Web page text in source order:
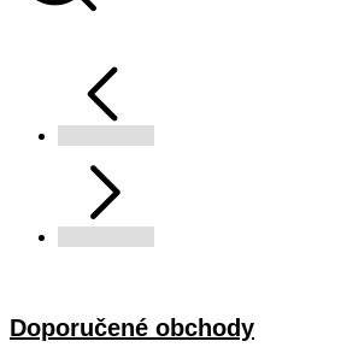
Doporučené obchody